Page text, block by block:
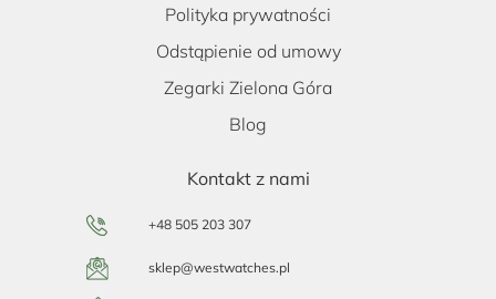
Polityka prywatności
Odstąpienie od umowy
Zegarki Zielona Góra
Blog
Kontakt z nami
+48 505 203 307
sklep@westwatches.pl